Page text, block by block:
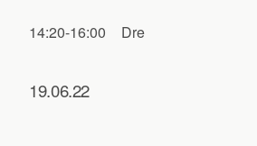
14:20-16:00 Dre
19.06.22